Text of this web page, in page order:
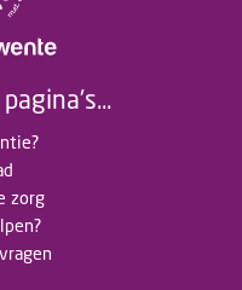
zorg